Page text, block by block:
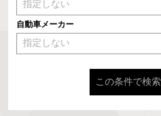
自動車メーカー
この条件で検索